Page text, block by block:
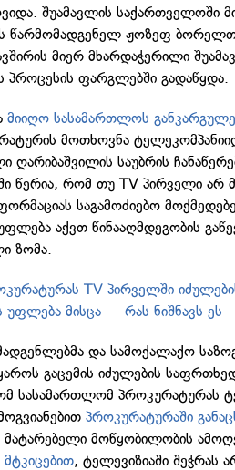
შუამავლის საქართველოში
წარმომადგენელ ჟოზეფ
მიერ მხარდაჭერილი
ფარგლებში გადაწყდა.
მიიღო სასამართლოს
მოთხოვნა
ღარიბაშვილის საუბრის
წერია, რომ თუ TV პირველი არ
საგამოძიებო
აქვთ წინააღმდეგობის
ზომა.
TV პირველში
უფლება მისცა — რას ნიშნავს ეს
და სამოქალაქო
გაცემის იძულების
სასამართლომ პროკურატურას
პროკურატურაში
მატარებელი მოწყობილობის
მტკიცებით, ტელევიზიაში შეჭრას